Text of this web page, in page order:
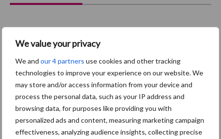
We value your privacy
We and our 4 partners use cookies and other tracking
technologies to improve your experience on our website. We
may store and/or access information from your device and
process the personal data, such as your IP address and
browsing data, for purposes like providing you with
personalized ads and content, measuring marketing campaign
effectiveness, analyzing audience insights, collecting precise
Afrikaanse
varkenspest
Toon meer